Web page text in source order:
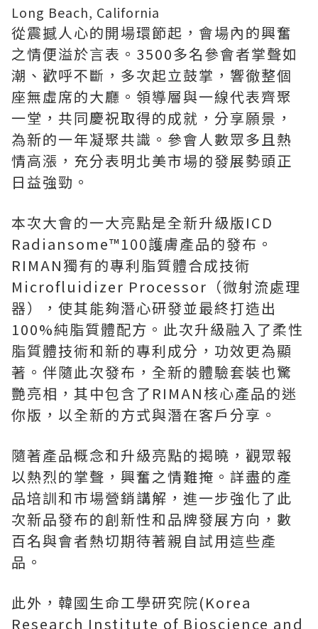
Long Beach, California
從震撼人心的開場環節起，會場內的興奮
之情便溢於言表。3500多名參會者掌聲如
潮、歡呼不斷，多次起立鼓掌，響徹整個
座無虛席的大廳。領導層與一線代表齊聚
一堂，共同慶祝取得的成就，分享願景，
為新的一年凝聚共識。參會人數眾多且熱
情高漲，充分表明北美市場的發展勢頭正
日益強勁。
本次大會的一大亮點是全新升級版ICD
Radiansome™100護膚產品的發布。
RIMAN獨有的專利脂質體合成技術
Microfluidizer Processor（微射流處理
器），使其能夠潛心研發並最終打造出
100%純脂質體配方。此次升級融入了柔性
脂質體技術和新的專利成分，功效更為顯
著。伴隨此次發布，全新的體驗套裝也驚
艷亮相，其中包含了RIMAN核心產品的迷
你版，以全新的方式與潛在客戶分享。
隨著產品概念和升級亮點的揭曉，觀眾報
以熱烈的掌聲，興奮之情難掩。詳盡的產
品培訓和市場營銷講解，進一步強化了此
次新品發布的創新性和品牌發展方向，數
百名與會者熱切期待著親自試用這些產
品。
此外，韓國生命工學研究院(Korea
Research Institute of Bioscience and